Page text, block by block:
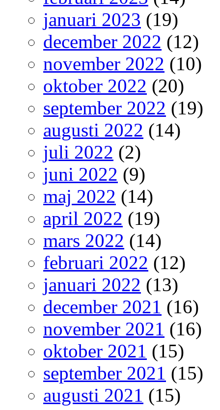
januari 2023 (19)
december 2022 (12)
november 2022 (10)
oktober 2022 (20)
september 2022 (19)
augusti 2022 (14)
juli 2022 (2)
juni 2022 (9)
maj 2022 (14)
april 2022 (19)
mars 2022 (14)
februari 2022 (12)
januari 2022 (13)
december 2021 (16)
november 2021 (16)
oktober 2021 (15)
september 2021 (15)
augusti 2021 (15)